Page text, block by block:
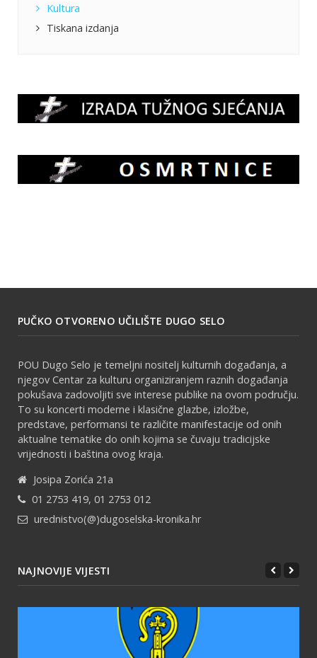
Kultura
Tiskana izdanja
PUČKO OTVORENO UČILIŠTE DUGO SELO
POU Dugo Selo je temeljni nositelj kulturnih događanja, a
njegov Centar za kulturu organiziranjem raznih događanja
pokušava zadovoljiti sve interese publike na ovom području.
To su koncerti moderne i klasične glazbe, izložbe,
predstave, performansi te različite manifestacije od onih
aktualne tematike do onih kojima se čuvaju tradicijske
vrijednosti i baština ovog kraja.
Josipa Zorića 21a
01 2753 419, 01 2753 012
urednistvo(@)dugoselska-kronika.hr
NAJNOVIJE VIJESTI